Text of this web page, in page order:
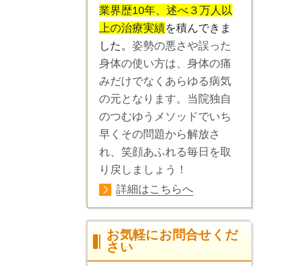
業界歴10年、述べ３万人以
上の治療実績を積んできま
した。 姿勢の悪さや誤った
身体の使い方は、身体の痛
みだけでなくあらゆる病気
の元となります。当院独自
のつむゆうメソッドでいち
早くその問題から解放さ
れ、笑顔あふれる毎日を取
り戻しましょう！
詳細はこちらへ
お気軽にお問合せくだ
さい